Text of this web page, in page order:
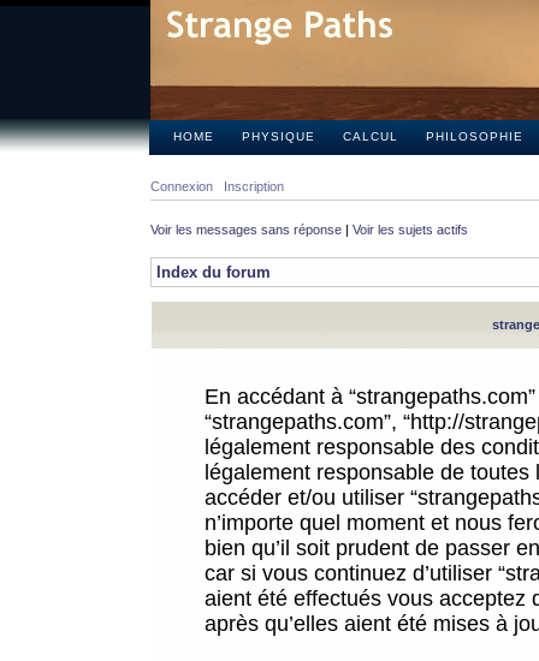
HOME PHYSIQUE CALCUL PHILOSOPHIE
Connexion Inscription
Voir les messages sans réponse | Voir les sujets actifs
Index du forum
En accédant à
“strangepaths.com”, “http://
légalement responsable des
légalement responsable de
accéder et/ou utiliser
n’importe quel moment et nous
bien qu’il soit prudent de passer
car si vous continuez d’utiliser
aient été effectués vous acceptez
après qu’elles aient été mises à